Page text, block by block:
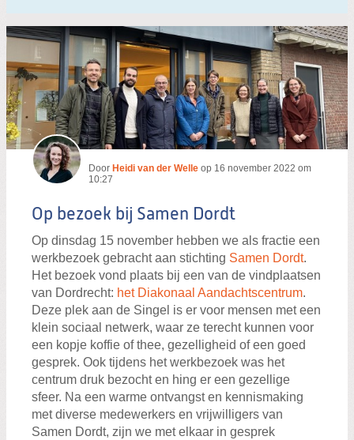
Door Heidi van der Welle op 16 november 2022 om
10:27
Op bezoek bij Samen Dordt
Op dinsdag 15 november hebben we als fractie een
werkbezoek gebracht aan stichting Samen Dordt.
Het bezoek vond plaats bij een van de vindplaatsen
van Dordrecht: het Diakonaal Aandachtscentrum.
Deze plek aan de Singel is er voor mensen met een
klein sociaal netwerk, waar ze terecht kunnen voor
een kopje koffie of thee, gezelligheid of een goed
gesprek. Ook tijdens het werkbezoek was het
centrum druk bezocht en hing er een gezellige
sfeer. Na een warme ontvangst en kennismaking
met diverse medewerkers en vrijwilligers van
Samen Dordt, zijn we met elkaar in gesprek